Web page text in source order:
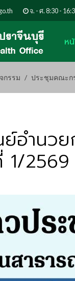
จ. - ศ. 8:30 -
ห
กรรม ประชุมคณะก
อำนว
1/2569